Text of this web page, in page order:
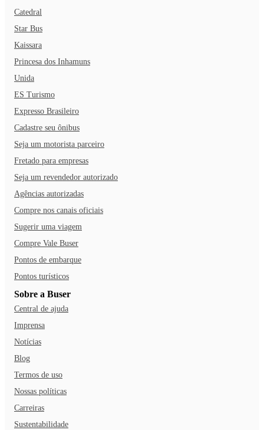
Catedral
Star Bus
Kaissara
Princesa dos Inhamuns
Unida
ES Turismo
Expresso Brasileiro
Cadastre seu ônibus
Seja um motorista parceiro
Fretado para empresas
Seja um revendedor autorizado
Agências autorizadas
Compre nos canais oficiais
Sugerir uma viagem
Compre Vale Buser
Pontos de embarque
Pontos turísticos
Sobre a Buser
Central de ajuda
Imprensa
Notícias
Blog
Termos de uso
Nossas políticas
Carreiras
Sustentabilidade